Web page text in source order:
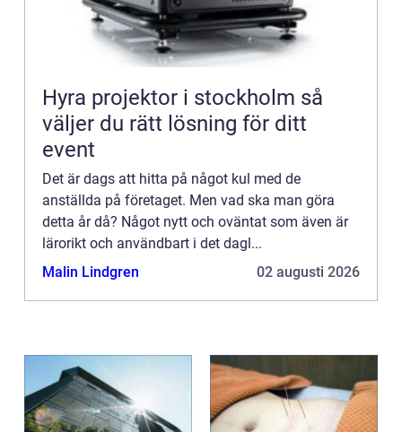
Hyra projektor i stockholm så
väljer du rätt lösning för ditt
event
Det är dags att hitta på något kul med de
anställda på företaget. Men vad ska man göra
detta år då? Något nytt och oväntat som även är
lärorikt och användbart i det dagl...
Malin Lindgren
02 augusti 2026